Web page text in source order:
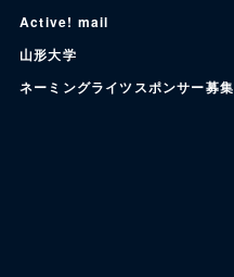
Active! mail
山形大学
ネーミングライツスポンサー募集